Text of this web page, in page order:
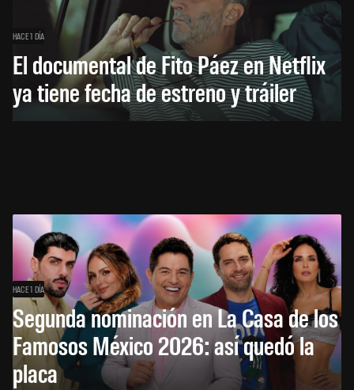
HACE 1 DÍA
El documental de Fito Páez en Netflix
ya tiene fecha de estreno y tráiler
HACE 1 DÍA
Segunda nominación en La Casa de los
Famosos México 2026: así quedó la
placa